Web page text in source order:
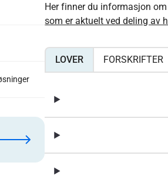
Her finner du informasjon
som er aktuelt ved deling av
LOVER FORSKRIFTER